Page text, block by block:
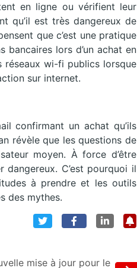
en ligne ou vérifient leur
qu’il est très dangereux de
que c’est une pratique
bancaires lors d’un achat en
réseaux wi-fi publics lorsque
sur internet.
confirmant un achat qu’ils
révèle que les questions de
moyen. À force d’être
C’est pourquoi il
à prendre et les outils
des mythes.
mise à jour pour le